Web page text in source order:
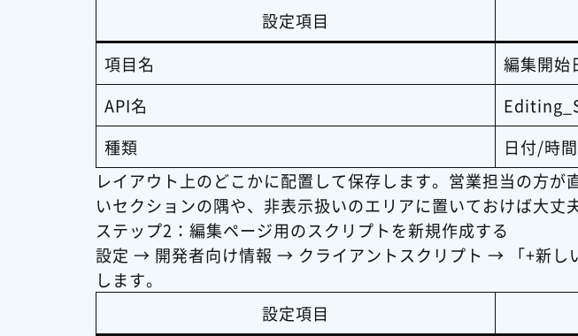
設定項目
項目名
編集開始
API名
種類
日付/時間
レイアウト上のどこかに配置して保存します。営業担当の方
いセクションの隅や、非表示扱いのエリアに置いておけば大丈
ステップ2：編集ページ用のスクリプトを新規作成する
設定 → 開発者向け情報 → クライアントスクリプト → 「+新し
します。
設定項目